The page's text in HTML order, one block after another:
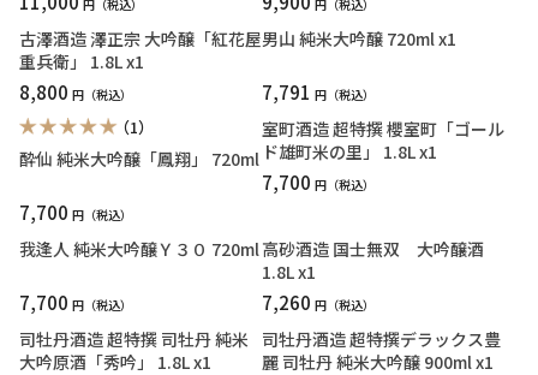
円 円
古澤酒造 澤正宗 大吟醸「紅花屋
重兵衛」 1.8L x1
8,800 円
男山 純米大吟醸 720ml x1
7,791 円
（1）
酔仙 純米大吟醸「鳳翔」 720ml
7,700 円
室町酒造 超特撰 櫻室町「ゴール
ド雄町米の里」 1.8L x1
7,700 円
我逢人 純米大吟醸Ｙ３０ 720ml
7,700 円
高砂酒造 国士無双 大吟醸酒
1.8L x1
7,260 円
司牡丹酒造 超特撰 司牡丹 純米
大吟原酒「秀吟」 1.8L x1
司牡丹酒造 超特撰デラックス豊
麗 司牡丹 純米大吟醸 900ml x1